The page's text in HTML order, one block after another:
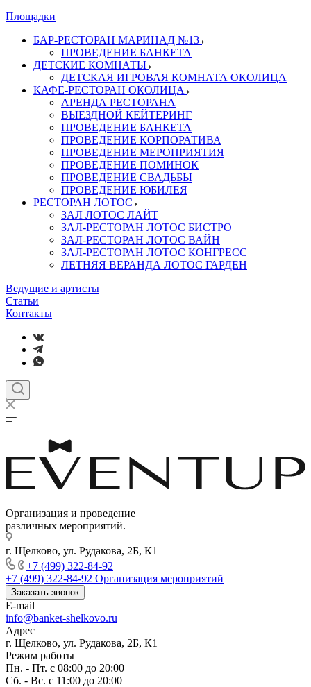
Площадки
БАР-РЕСТОРАН МАРИНАД №13
ПРОВЕДЕНИЕ БАНКЕТА
ДЕТСКИЕ КОМНАТЫ
ДЕТСКАЯ ИГРОВАЯ КОМНАТА ОКОЛИЦА
КАФЕ-РЕСТОРАН ОКОЛИЦА
АРЕНДА РЕСТОРАНА
ВЫЕЗДНОЙ КЕЙТЕРИНГ
ПРОВЕДЕНИЕ БАНКЕТА
ПРОВЕДЕНИЕ КОРПОРАТИВА
ПРОВЕДЕНИЕ МЕРОПРИЯТИЯ
ПРОВЕДЕНИЕ ПОМИНОК
ПРОВЕДЕНИЕ СВАДЬБЫ
ПРОВЕДЕНИЕ ЮБИЛЕЯ
РЕСТОРАН ЛОТОС
ЗАЛ ЛОТОС ЛАЙТ
ЗАЛ-РЕСТОРАН ЛОТОС БИСТРО
ЗАЛ-РЕСТОРАН ЛОТОС ВАЙН
ЗАЛ-РЕСТОРАН ЛОТОС КОНГРЕСС
ЛЕТНЯЯ ВЕРАНДА ЛОТОС ГАРДЕН
Ведущие и артисты
Статьи
Контакты
Организация и проведение
различных мероприятий.
г. Щелково, ул. Рудакова, 2Б, К1
+7 (499) 322-84-92
+7 (499) 322-84-92 Организация мероприятий
Заказать звонок
E-mail
info@banket-shelkovo.ru
Адрес
г. Щелково, ул. Рудакова, 2Б, К1
Режим работы
Пн. - Пт. с 08:00 до 20:00
Сб. - Вс. с 11:00 до 20:00